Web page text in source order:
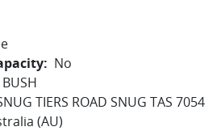
No
BUSH
TIERS ROAD SNUG TAS 7054
(AU)